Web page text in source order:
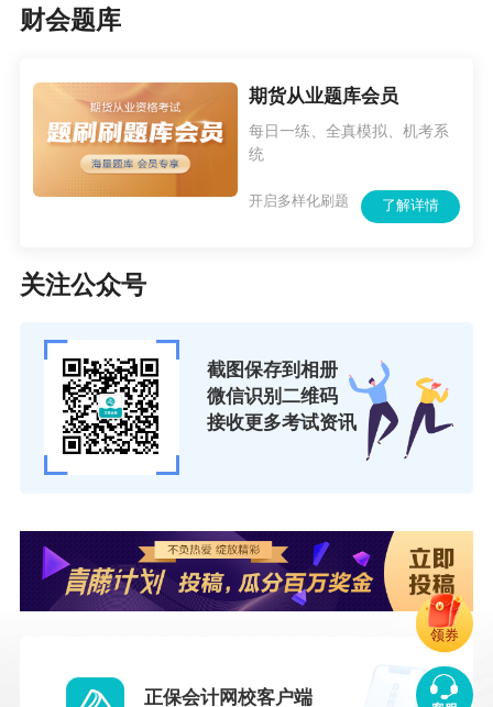
财会题库
期货从业题库会员
每日一练、全真模拟、机考系
统
了解详情
开启多样化刷题
关注公众号
截图保存到相册
微信识别二维码
接收更多考试资讯
正保会计网校客户端
领券